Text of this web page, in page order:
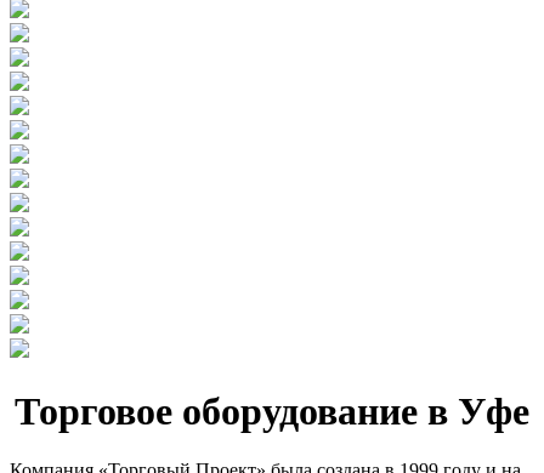
Торговое оборудование в Уфе